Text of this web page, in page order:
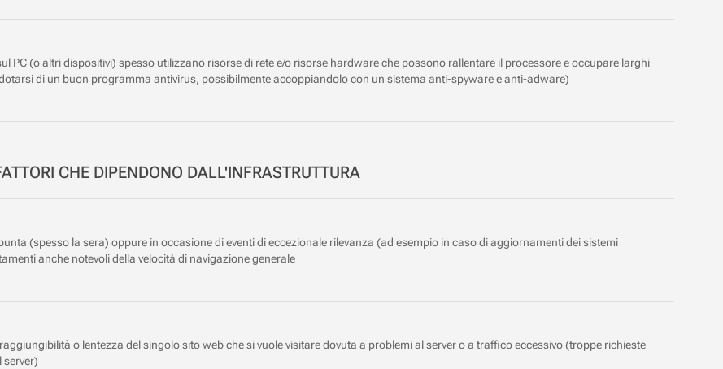
PC (o altri dispositivi) spesso utilizzano risorse di rete e/o risorse hardware che possono rallentare il processore e occupare larghi
di un buon programma antivirus, possibilmente accoppiandolo con un sistema anti-spyware e anti-adware)
CHE DIPENDONO DALL'INFRASTRUTTURA
(spesso la sera) oppure in occasione di eventi di eccezionale rilevanza (ad esempio in caso di aggiornamenti dei sistemi
anche notevoli della velocità di navigazione generale
o lentezza del singolo sito web che si vuole visitare dovuta a problemi al server o a traffico eccessivo (troppe richieste
server)